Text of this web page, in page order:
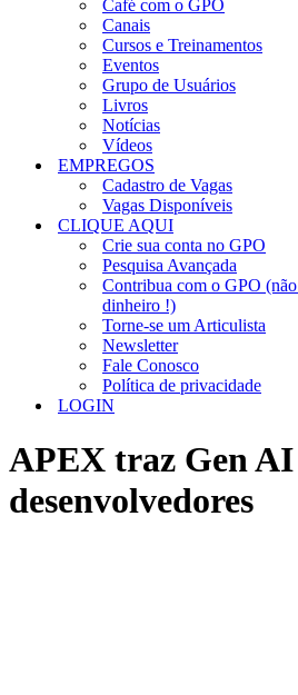
Café com o GPO
Canais
Cursos e Treinamentos
Eventos
Grupo de Usuários
Livros
Notícias
Vídeos
EMPREGOS
Cadastro de Vagas
Vagas Disponíveis
CLIQUE AQUI
Crie sua conta no GPO
Pesquisa Avançada
Contribua com o GPO
dinheiro !)
Torne-se um Articulista
Newsletter
Fale Conosco
Política de privacidade
LOGIN
APEX traz Gen
desenvolvedores